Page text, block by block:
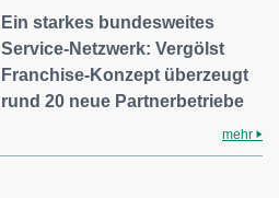
Ein starkes bundesweites
Service-Netzwerk: Vergölst
Franchise-Konzept überzeugt
rund 20 neue Partnerbetriebe
mehr